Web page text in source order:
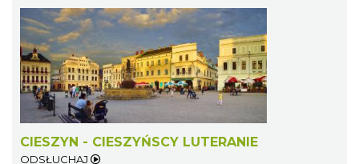
CIESZYN - CIESZYŃSCY LUTERANIE
ODSŁUCHAJ